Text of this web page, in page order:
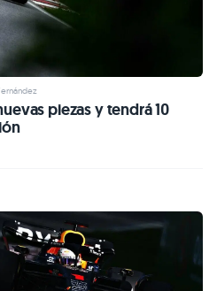
piezas y tendrá 10